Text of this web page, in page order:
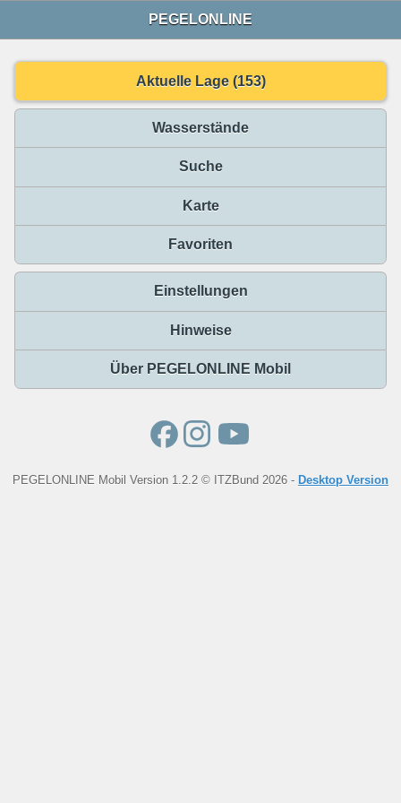
PEGELONLINE
Aktuelle Lage (153)
Wasserstände
Suche
Karte
Favoriten
Einstellungen
Hinweise
Über PEGELONLINE Mobil
PEGELONLINE Mobil Version 1.2.2 © ITZBund 2026 - Desktop Version